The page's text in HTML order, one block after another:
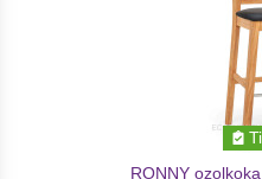
RONNY